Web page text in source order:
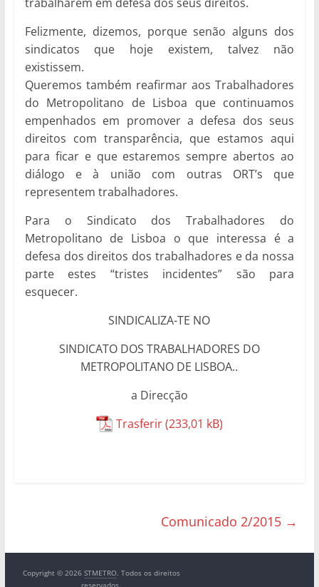
Felizmente, dizemos, porque senão alguns dos
sindicatos que hoje existem, talvez não
existissem.
Queremos também reafirmar aos Trabalhadores
do Metropolitano de Lisboa que continuamos
empenhados em promover a defesa dos seus
direitos com transparência, que estamos aqui
para ficar e que estaremos sempre abertos ao
diálogo e à união com outras ORT’s que
representem trabalhadores.
Para o Sindicato dos Trabalhadores do
Metropolitano de Lisboa o que interessa é a
defesa dos direitos dos trabalhadores e da nossa
parte estes “tristes incidentes” são para
esquecer.
SINDICALIZA-TE NO
SINDICATO DOS TRABALHADORES DO
METROPOLITANO DE LISBOA..
a Direcção
Trasferir
Comunicado 2/2015 →
Copyright © 2026 STMETRO. Todos os direitos
reservados.